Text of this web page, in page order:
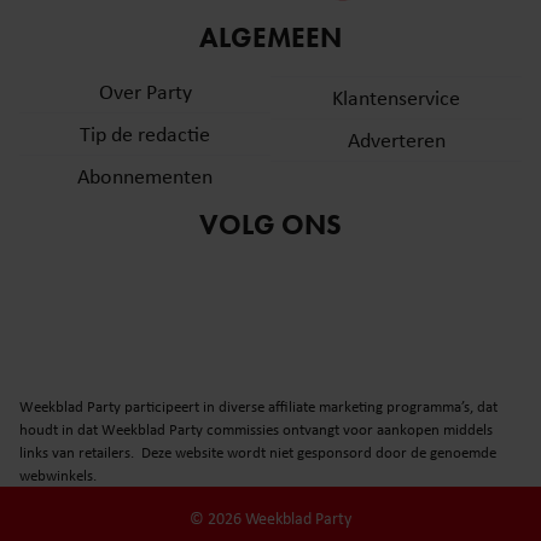
partners voor social media, adverteren en analyse. Deze
informatie die u aan ze heeft verstrekt of die ze hebben
verzameld op basis van uw gebruik van hun services. U
gebruiken.
ALGEMEEN
Over Party
Tip de redactie
Abonnementen
Klantenservice
Adverteren
VOLG ONS
Weekblad Party participeert in diverse affiliate marketing programma’s, dat
houdt in dat Weekblad Party commissies ontvangt voor aankopen middels
links van retailers. Deze website wordt niet gesponsord door de genoemde
webwinkels.
© 2026 Weekblad Party